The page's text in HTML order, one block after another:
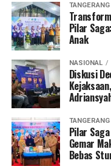
TANGERANG
Pilar
Anak
NASIONAL
Diskusi
TANGERANG
Pilar
Gemar
Bebas